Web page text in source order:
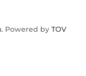
Powered by TOV